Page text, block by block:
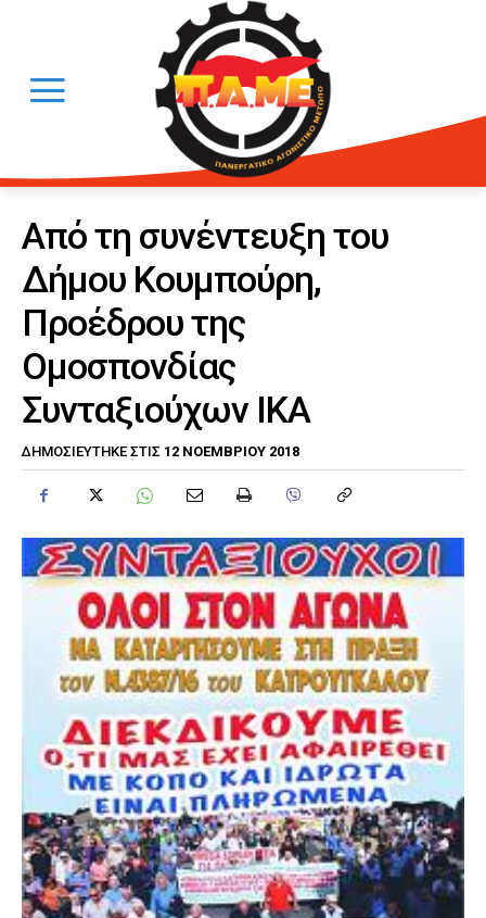
Από τη συνέντευξη του
Δήμου Κουμπούρη,
Προέδρου της
Ομοσπονδίας
Συνταξιούχων ΙΚΑ
ΔΗΜΟΣΙΕΎΤΗΚΕ ΣΤΙΣ 12 ΝΟΕΜΒΡΊΟΥ 2018